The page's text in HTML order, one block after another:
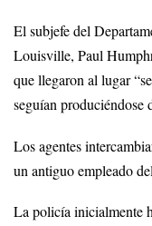
El subjefe del
Louisville, Paul
que llegaron al lugar
seguían produciéndose
Los agentes
un antiguo empleado
La policía inicialmente